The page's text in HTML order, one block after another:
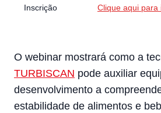
Inscrição Clique aqui para
O webinar mostrará como a
TURBISCAN pode auxiliar
desenvolvimento a
estabilidade de alimentos e